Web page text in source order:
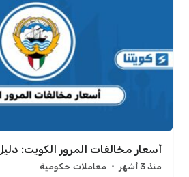
أسعار مخالفات المرور الكويت: دليل
منذ 3 أشهر معاملات حكومية